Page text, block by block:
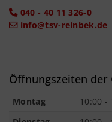
040 - 40 11 326-0
info@tsv-reinbek.de
Öffnungszeiten der
Montag
10:00 -